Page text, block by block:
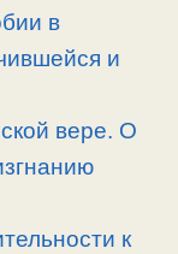
в
и
вере. О
к